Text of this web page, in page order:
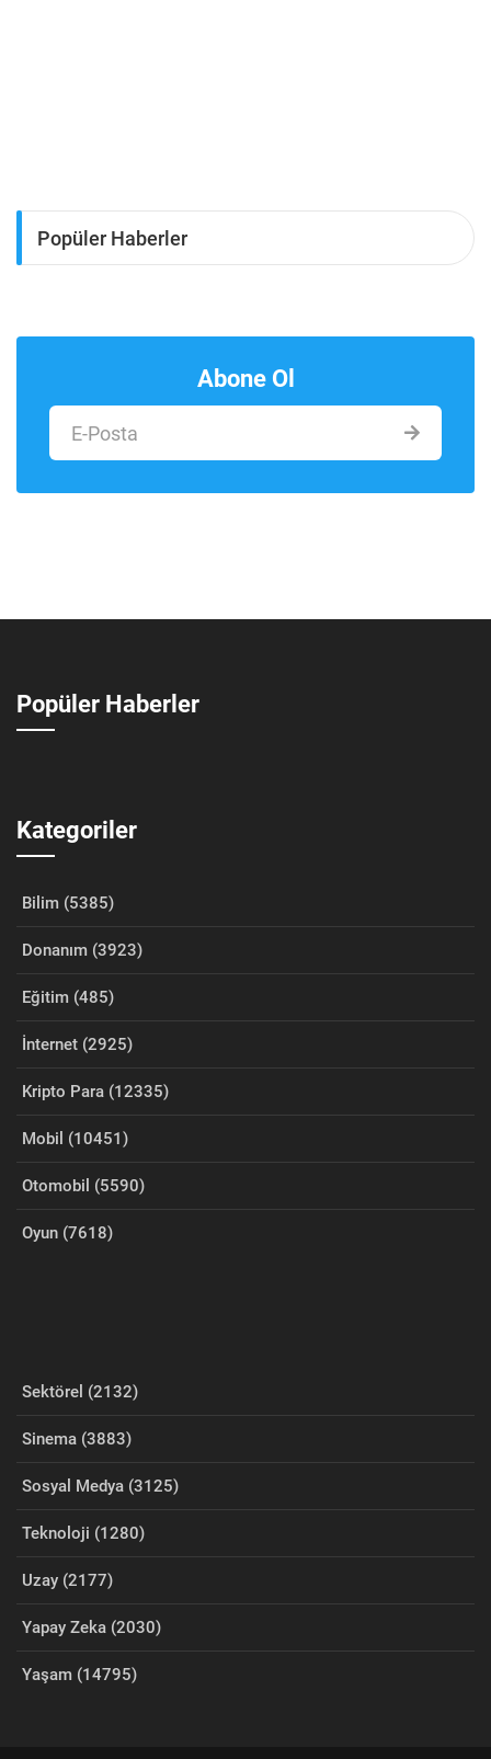
Popüler Haberler
Abone Ol
Popüler Haberler
Kategoriler
Bilim (5385)
Donanım (3923)
Eğitim (485)
İnternet (2925)
Kripto Para (12335)
Mobil (10451)
Otomobil (5590)
Oyun (7618)
Sektörel (2132)
Sinema (3883)
Sosyal Medya (3125)
Teknoloji (1280)
Uzay (2177)
Yapay Zeka (2030)
Yaşam (14795)